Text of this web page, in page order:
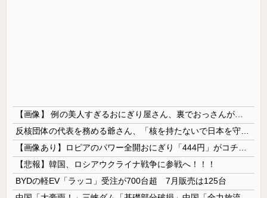
【悲報】韓国、ロシアウクライナ戦争に参戦へ！！！
BYDの軽EV「ラッコ」受注が700台超 7月販売は125台